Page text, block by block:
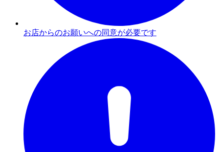
お店からのお願いへの同意が必要です